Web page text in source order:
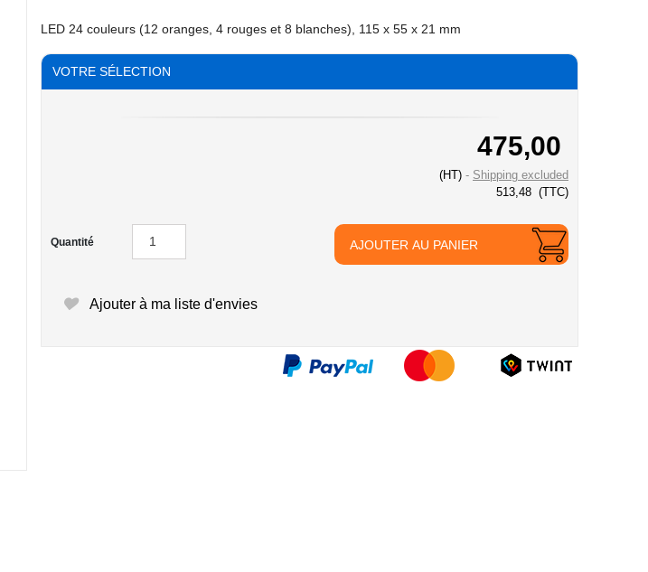
LED 24 couleurs (12 oranges, 4 rouges et 8 blanches), 115 x 55 x 21 mm
VOTRE SÉLECTION
475,00
(HT)
Shipping excluded
513,48 (TTC)
Quantité AJOUTER AU PANIER
Ajouter à ma liste d'envies